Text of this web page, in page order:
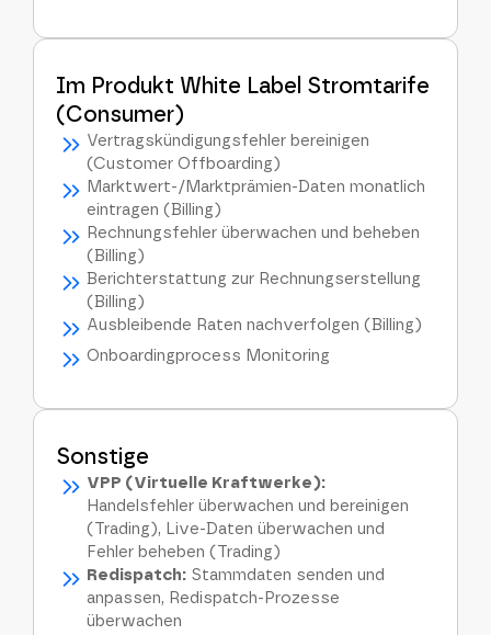
Im Produkt White Label Stromtarife
(Consumer)
Vertragskündigungsfehler bereinigen
(Customer Offboarding)
Marktwert-/Marktprämien-Daten monatlich
eintragen (Billing)
Rechnungsfehler überwachen und beheben
(Billing)
Berichterstattung zur Rechnungserstellung
(Billing)
Ausbleibende Raten nachverfolgen (Billing)
Onboardingprocess Monitoring
Sonstige
VPP (Virtuelle Kraftwerke):
Handelsfehler überwachen und bereinigen
(Trading), Live-Daten überwachen und
Fehler beheben (Trading)
Redispatch: Stammdaten senden und
anpassen, Redispatch-Prozesse
überwachen